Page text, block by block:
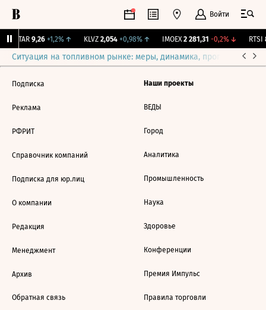
Войти
UTAR 9,26 +1,2%↑ KLVZ 2,054 +0,98%↑ IMOEX 2 281,31 -0,2%↓ RTSI
Ситуация на топливном рынке: меры, динамика, прогнозы
Подписка
Реклама
РФРИТ
Справочник компаний
Подписка для юр.лиц
О компании
Редакция
Менеджмент
Архив
Обратная связь
Наши проекты
ВЕДЫ
Город
Аналитика
Промышленность
Наука
Здоровье
Конференции
Премия Импульс
Правила торговли